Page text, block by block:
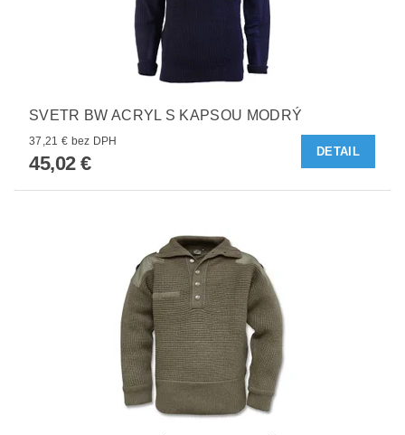
SVETR BW ACRYL S KAPSOU MODRÝ
37,21 € bez DPH
45,02 €
DETAIL